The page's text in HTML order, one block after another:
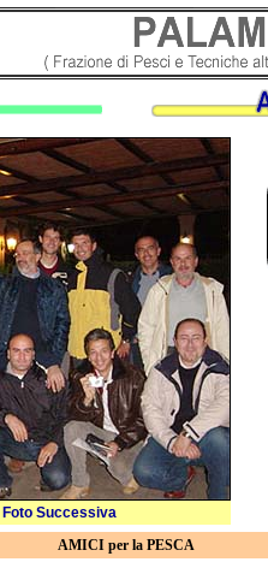
AMICI per la PESCA
Foto Successiva